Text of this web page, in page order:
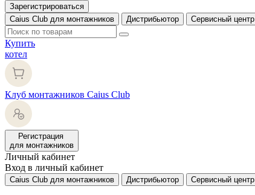
Зарегистрироваться
Caius Club для монтажников
Дистрибьютор Сервисный центр
Купить
котел
Клуб монтажников Caius Club
Регистрация
для монтажников
Личный кабинет
Вход в личный кабинет
Caius Club для монтажников Дистрибьютор Сервисный центр